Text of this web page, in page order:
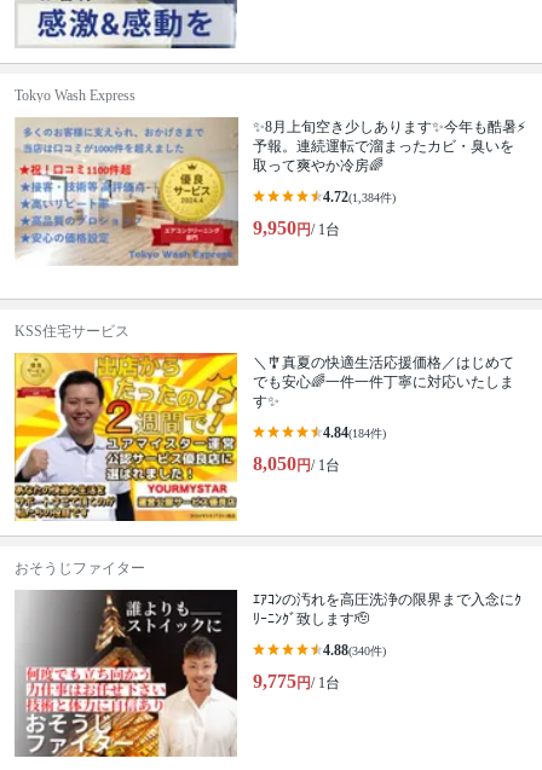
Tokyo Wash Express
✨8月上旬空き少しあります✨今年も酷暑⚡
予報。連続運転で溜まったカビ・臭いを
取って爽やか冷房🌈
4.72(1,384件)
9,950円/ 1台
KSS住宅サービス
＼🎐真夏の快適生活応援価格／はじめて
でも安心🌈一件一件丁寧に対応いたしま
す✨
4.84(184件)
8,050円/ 1台
おそうじファイター
ｴｱｺﾝの汚れを高圧洗浄の限界まで入念にｸ
ﾘｰﾆﾝｸﾞ致します🫡
4.88(340件)
9,775円/ 1台